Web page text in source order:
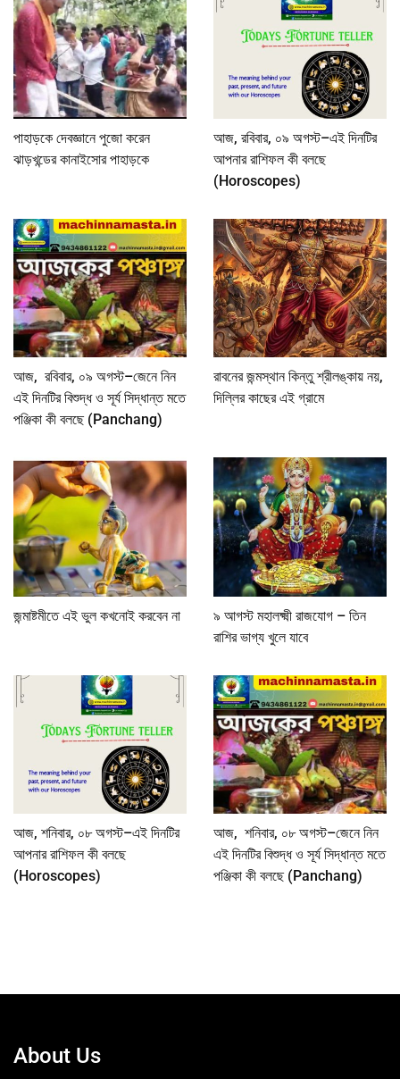
পাহাড়কে দেবজ্ঞানে পুজো করেন
ঝাড়খন্ডের কানাইসোর পাহাড়কে
আজ, রবিবার, ০৯ অগস্ট–এই দিনটির
আপনার রাশিফল কী বলছে
(Horoscopes)
আজ, রবিবার, ০৯ অগস্ট–জেনে নিন
এই দিনটির বিশুদ্ধ ও সূর্য সিদ্ধান্ত মতে
পঞ্জিকা কী বলছে (Panchang)
রাবনের জন্মস্থান কিন্তু শ্রীলঙ্কায় নয়,
দিল্লির কাছের এই গ্রামে
জন্মাষ্টমীতে এই ভুল কখনোই করবেন না
৯ আগস্ট মহালক্ষ্মী রাজযোগ – তিন
রাশির ভাগ্য খুলে যাবে
আজ, শনিবার, ০৮ অগস্ট–এই দিনটির
আপনার রাশিফল কী বলছে
(Horoscopes)
আজ, শনিবার, ০৮ অগস্ট–জেনে নিন
এই দিনটির বিশুদ্ধ ও সূর্য সিদ্ধান্ত মতে
পঞ্জিকা কী বলছে (Panchang)
About Us